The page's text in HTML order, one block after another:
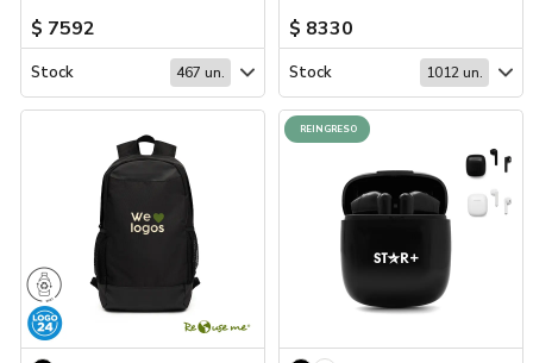
$ 7592
Stock 467 un.
$ 8330
Stock 1012 un.
REINGRESO